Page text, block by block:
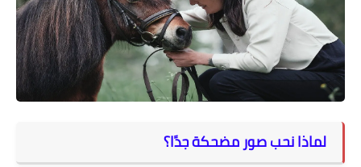
لماذا نحب صور مضحكة جدًا؟